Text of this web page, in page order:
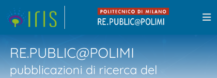
RE.PUBLIC@POLIMI
pubblicazioni di ricerca del